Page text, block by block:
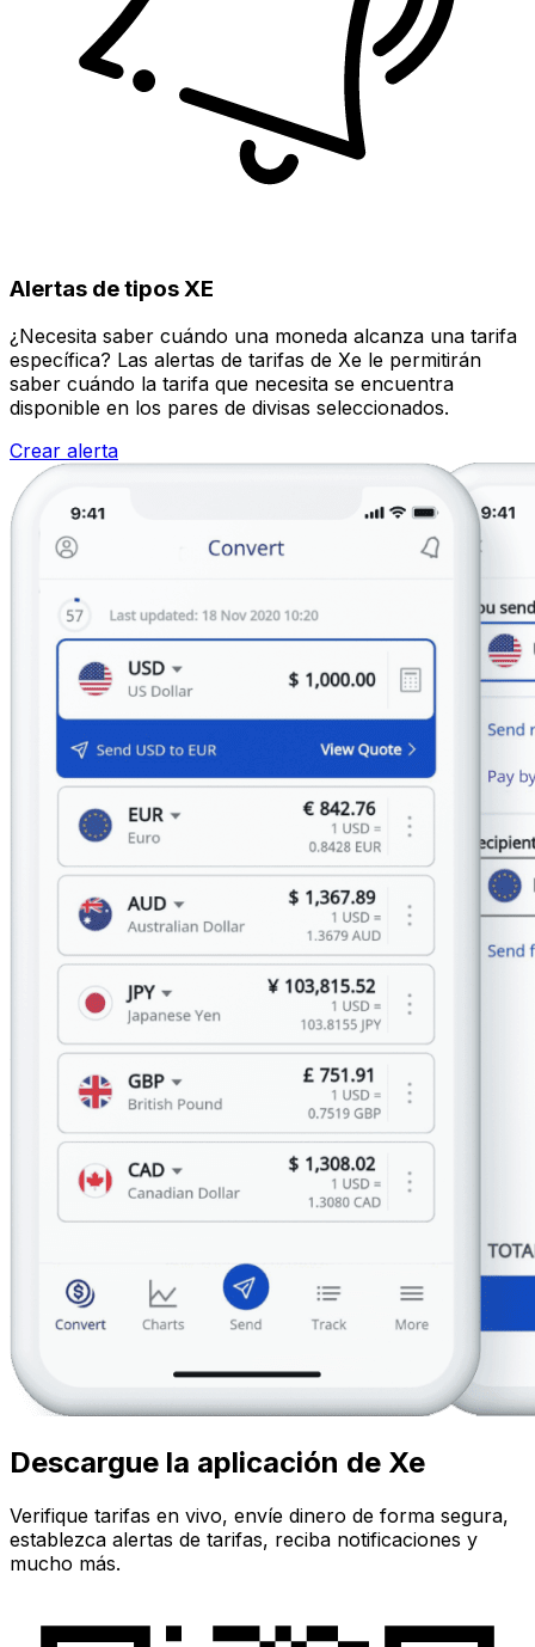
Alertas de tipos XE
¿Necesita saber cuándo una moneda alcanza una tarifa
específica? Las alertas de tarifas de Xe le permitirán
saber cuándo la tarifa que necesita se encuentra
disponible en los pares de divisas seleccionados.
Crear alerta
Descargue la aplicación de Xe
Verifique tarifas en vivo, envíe dinero de forma segura,
establezca alertas de tarifas, reciba notificaciones y
mucho más.